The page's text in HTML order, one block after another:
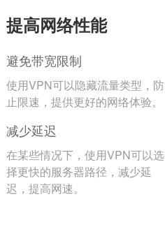
提高网络性能
避免带宽限制
使用VPN可以隐藏流量类型，防
止限速，提供更好的网络体验。
减少延迟
在某些情况下，使用VPN可以选
择更快的服务器路径，减少延
迟，提高网速。